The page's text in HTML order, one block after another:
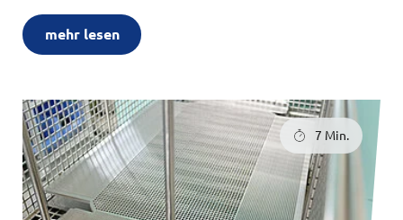
mehr lesen
7 Min.